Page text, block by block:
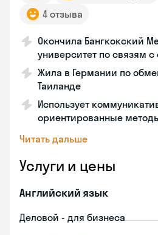
4 отзыва
Окончила Бангкокский
университет по связям
Жила в Германии по
Таиланде
Использует
ориентированные
Читать дальше
Услуги и цены
Английский язык
Деловой - для бизнеса